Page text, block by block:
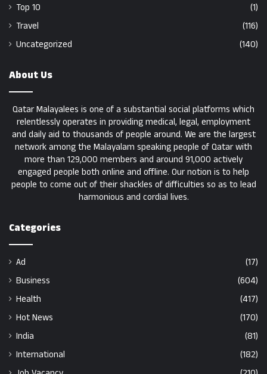
Top 10
(1)
Travel
(116)
Uncategorized
(140)
About Us
Qatar Malayalees is one of a substantial social platforms which
relentlessly operates in providing medical, legal, employment
and daily aid to thousands of people around. We are the largest
network among the Malayalam speaking people of Qatar with
more than 129,000 members and around 91,000 actively
engaged people both online and offline. Our notion is to help
people to come out of their shackles of difficulties so as to lead
harmonious and cordial lives.
Categories
Ad
(17)
Business
(604)
Health
(417)
Hot News
(170)
India
(81)
International
(182)